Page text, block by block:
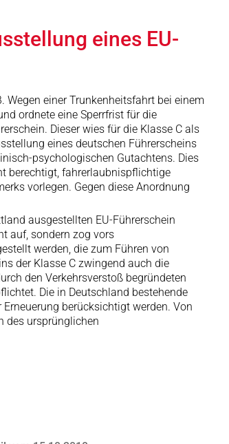
eines EU-
Wegen einer Trunkenheitsfahrt bei einem
ordnete eine Sperrfrist für die
Dieser wies für die Klasse C als
eines deutschen Führerscheins
psychologischen Gutachtens. Dies
berechtigt, fahrerlaubnispflichtige
vorlegen. Gegen diese Anordnung
ausgestellten EU-Führerschein
auf, sondern zog vors
werden, die zum Führen von
der Klasse C zwingend auch die
den Verkehrsverstoß begründeten
Die in Deutschland bestehende
berücksichtigt werden. Von
des ursprünglichen